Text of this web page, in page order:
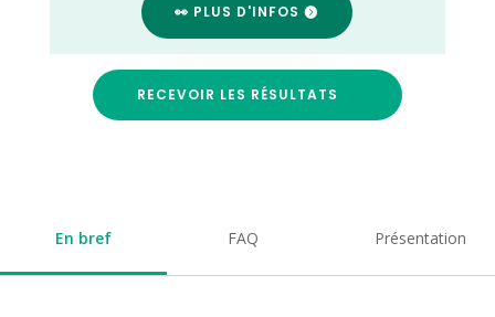
👀 PLUS D'INFOS
RECEVOIR LES RÉSULTATS
En bref FAQ Présentation